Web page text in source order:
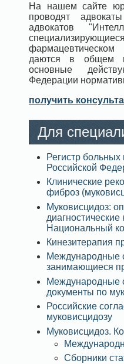
На нашем сайте
проводят
адвокатов
даются в общем
основные
Федерации
получить
Для
Регистр
Российской
Клинические
фиброз
Муковисцидоз:
Национальный
Кинезитерапия
Международные
занимающиеся
Международные
документы по
Российские
муковисцидозу
Муковисцидоз.
Сборники